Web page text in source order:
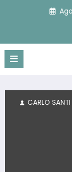
CARLO SANTI